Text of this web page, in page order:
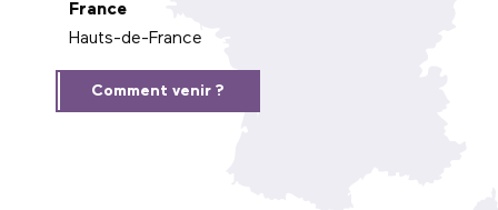
France
Hauts-de-France
Comment venir ?